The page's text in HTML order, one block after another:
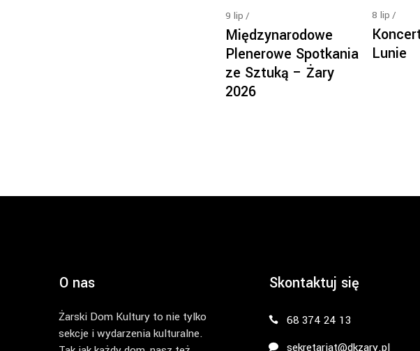
9 lip
Międzynarodowe
Plenerowe Spotkania
ze Sztuką – Żary
2026
8 lip
Lunie
O nas
Żarski Dom Kultury to nie tylko
sekcje i wydarzenia kulturalne.
Skontaktuj się
68 374 24 13
sekretariat@dkzary.pl